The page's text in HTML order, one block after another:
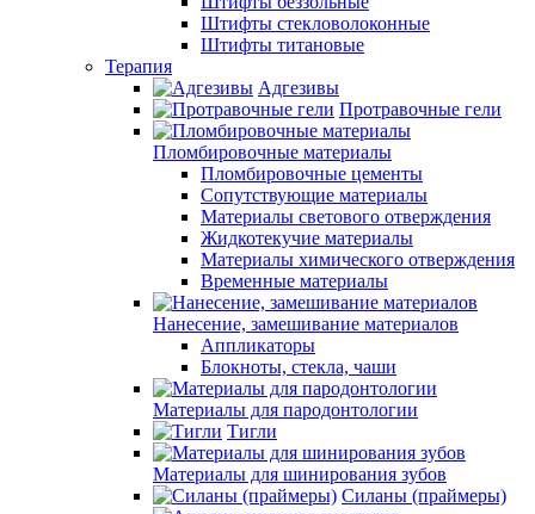
Штифты стекловолоконные
Штифты титановые
Терапия
Адгезивы
Протравочные гели
Пломбировочные материалы
Пломбировочные цементы
Сопутствующие материалы
Материалы светового отверждения
Жидкотекучие материалы
Материалы химического отверждения
Временные материалы
Нанесение, замешивание материалов
Аппликаторы
Блокноты, стекла, чаши
Материалы для пародонтологии
Тигли
Материалы для шинирования зубов
Силаны (праймеры)